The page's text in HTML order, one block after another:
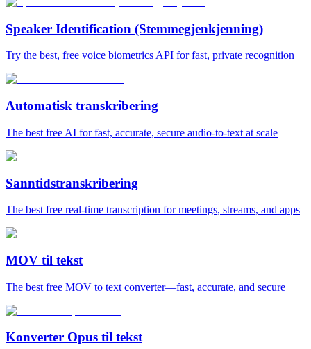
Speaker Identification (Stemmegjenkjenning)
Try the best, free voice biometrics API for fast, private recognition
Automatisk transkribering
The best free AI for fast, accurate, secure audio‑to‑text at scale
Sanntidstranskribering
The best free real-time transcription for meetings, streams, and apps
MOV til tekst
The best free MOV to text converter—fast, accurate, and secure
Konverter Opus til tekst